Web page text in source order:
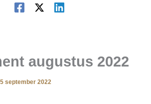
augustus 2022
september 2022